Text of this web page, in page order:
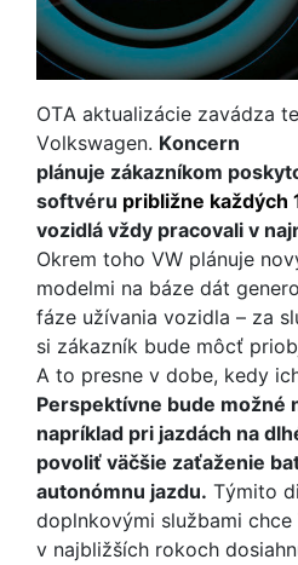
OTA aktualizácie zavádza
Volkswagen. Koncern
plánuje zákazníkom
softvéru približne každých
vozidlá vždy pracovali v
Okrem toho VW plánuje
modelmi na báze dát
fáze užívania vozidla – za
si zákazník bude môcť
A to presne v dobe, kedy
Perspektívne bude možné
napríklad pri jazdách na
povoliť väčšie zaťaženie
autonómnu jazdu. Týmito
doplnkovými službami chce
v najbližších rokoch